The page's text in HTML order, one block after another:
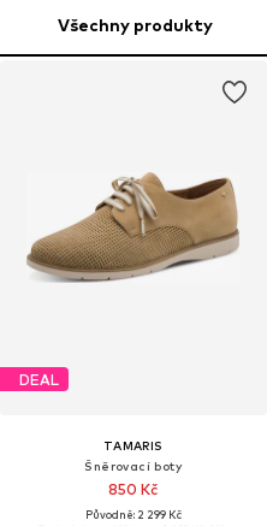
Všechny produkty
DEAL
TAMARIS
Šněrovací boty
850 Kč
Původně: 2 299 Kč